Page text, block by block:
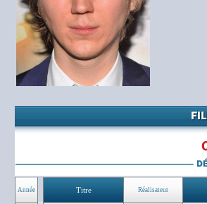
Année Titre Réalisateur